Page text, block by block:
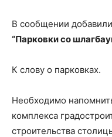
В сообщении
“Парковки со
К слову о парковках.
Необходимо
комплекса
строительства